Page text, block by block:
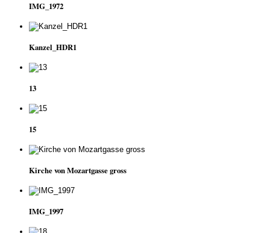
IMG_1972
Kanzel_HDR1
13
15
Kirche von Mozartgasse gross
IMG_1997